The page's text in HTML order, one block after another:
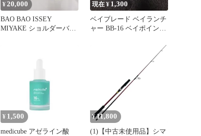
¥20,000
BAO BAO ISSEY
MIYAKE ショルダーバッ
現在 ¥ 1,300
ベイブレード ベイランチ
ャー BB-16 ベイポインタ
¥ 1,500
medicube アゼライン酸
¥11,800
(1)【中古未使用品】シマ